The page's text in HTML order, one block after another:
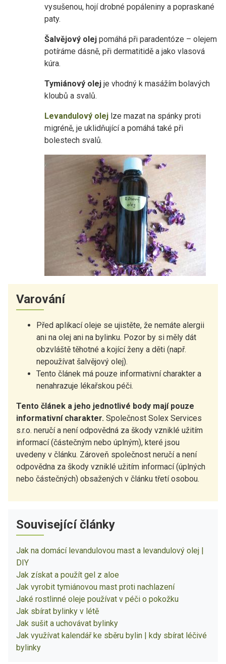
vysušenou, hojí drobné popáleniny a popraskané
paty.
Šalvějový olej pomáhá při paradentóze – olejem
potíráme dásně, při dermatitidě a jako vlasová
kúra.
Tymiánový olej je vhodný k masážím bolavých
kloubů a svalů.
Levandulový olej lze mazat na spánky proti
migréně, je uklidňující a pomáhá také při
bolestech svalů.
Varování
Před aplikací oleje se ujistěte, že nemáte alergii
ani na olej ani na bylinku. Pozor by si měly dát
obzvláště těhotné a kojící ženy a děti (např.
nepoužívat šalvějový olej).
Tento článek má pouze informativní charakter a
nenahrazuje lékařskou péči.
Tento článek a jeho jednotlivé body mají pouze
informativní charakter. Společnost Solex Services
s.r.o. neručí a není odpovědná za škody vzniklé užitím
informací (částečným nebo úplným), které jsou
uvedeny v článku. Zároveň společnost neručí a není
odpovědna za škody vzniklé užitím informací (úplných
nebo částečných) obsažených v článku třetí osobou.
Související články
Jak na domácí levandulovou mast a levandulový olej |
DIY
Jak získat a použít gel z aloe
Jak vyrobit tymiánovou mast proti nachlazení
Jaké rostlinné oleje používat v péči o pokožku
Jak sbírat bylinky v létě
Jak sušit a uchovávat bylinky
Jak využívat kalendář ke sběru bylin | kdy sbírat léčivé
bylinky